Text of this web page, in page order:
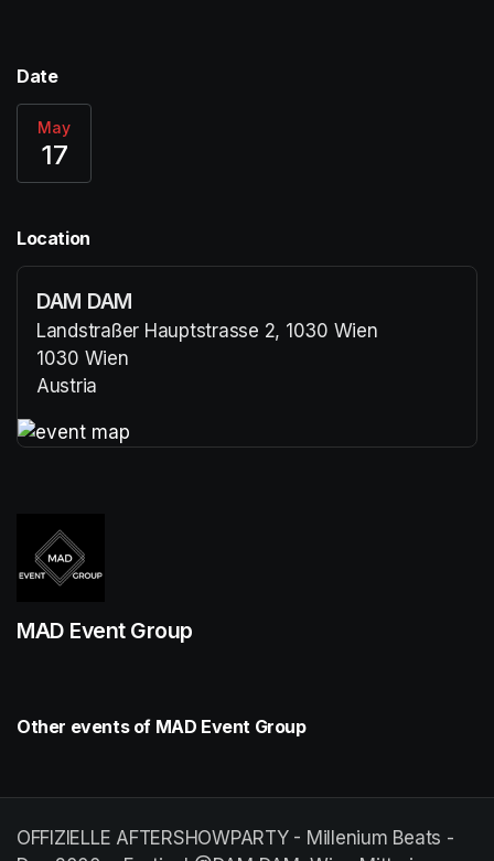
Date
May
17
Location
DAM DAM
Landstraßer Hauptstrasse 2, 1030 Wien
1030 Wien
Austria
MAD Event Group
Other events of MAD Event Group
OFFIZIELLE AFTERSHOWPARTY - Millenium Beats -